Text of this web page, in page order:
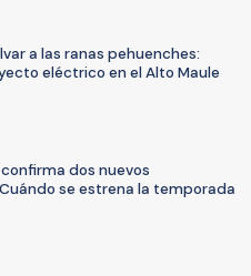
a las ranas pehuenches:
eléctrico en el Alto Maule
dos nuevos
se estrena la temporada